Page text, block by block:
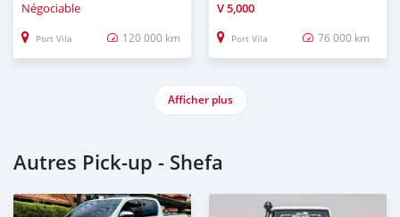
Négociable
Port Vila 120 000 km
V5,000
Port Vila 76 000 km
Afficher plus
Autres Pick-up - Shefa